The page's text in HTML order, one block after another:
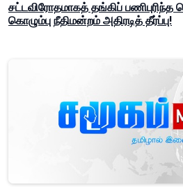
சட்டவிரோதமாகத் தங்கிப் பணிபுரிந்த
கொழும்பு நீதிமன்றம் அதிரடித் தீர்ப்பு!